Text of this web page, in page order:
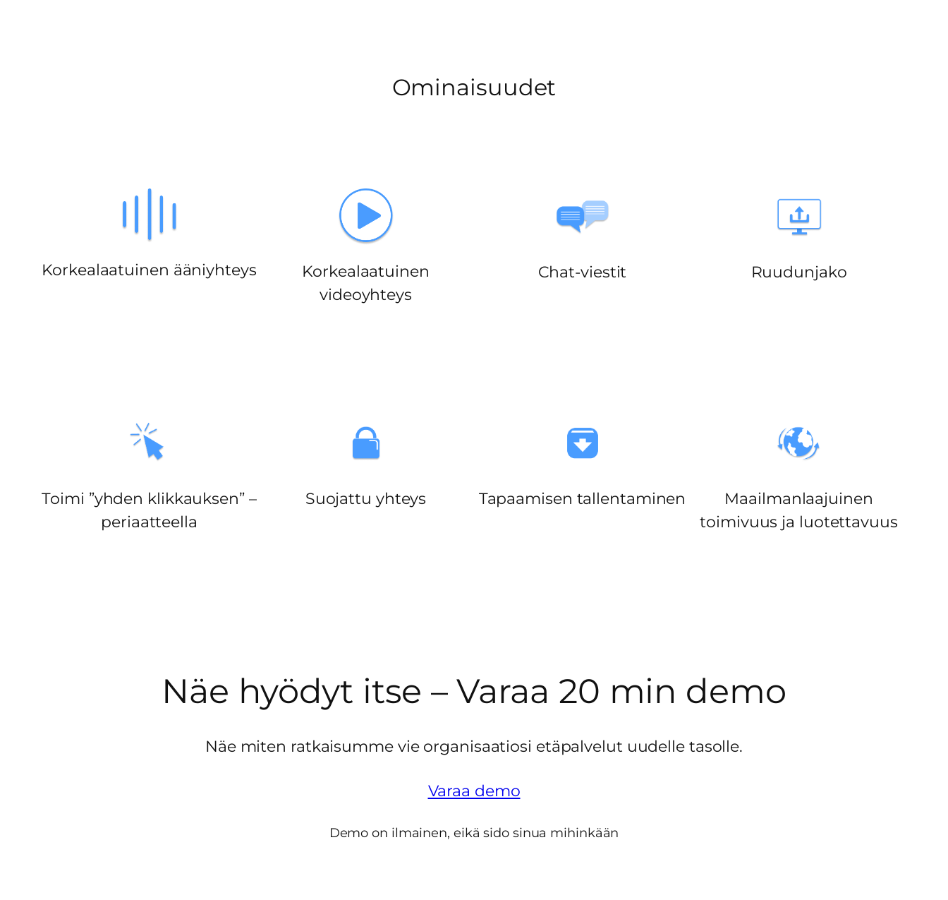
Ominaisuudet
Korkealaatuinen ääniyhteys
Korkealaatuinen
videoyhteys
Chat-viestit Ruudunjako
Toimi ”yhden klikkauksen” –
periaatteella
Suojattu yhteys Tapaamisen tallentaminen
Maailmanlaajuinen
toimivuus ja luotettavuus
Näe hyödyt itse – Varaa 20 min demo
Näe miten ratkaisumme vie organisaatiosi etäpalvelut uudelle tasolle.
Varaa demo
Demo on ilmainen, eikä sido sinua mihinkään